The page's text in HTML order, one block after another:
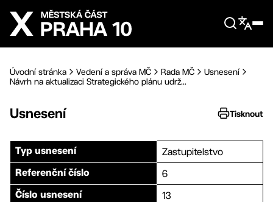
Přejít na hlavní obsah
Úvodní stránka Vedení a správa MČ Rada MČ
Usnesení
Návrh na aktualizaci Strategického plánu udrž...
Usnesení Tisknout
Typ usnesení Zastupitelstvo
Referenční číslo 6
Číslo usnesení 13